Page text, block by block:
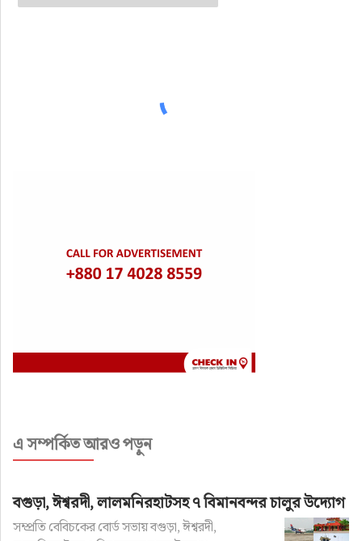
এ সম্পর্কিত আরও পড়ুন
বগুড়া, ঈশ্বরদী, লালমনিরহাটসহ ৭ বিমানবন্দর চালুর উদ্যোগ
সম্প্রতি বেবিচকের বোর্ড সভায় বগুড়া, ঈশ্বরদী,